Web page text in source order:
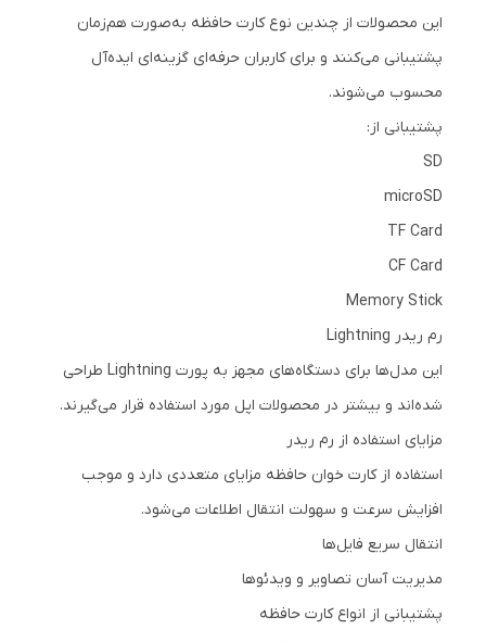
این محصولات از چندین نوع کارت حافظه به‌صورت هم‌زمان
پشتیبانی می‌کنند و برای کاربران حرفه‌ای گزینه‌ای ایده‌آل
محسوب می‌شوند.
پشتیبانی از:
SD
microSD
TF Card
CF Card
Memory Stick
رم ریدر Lightning
این مدل‌ها برای دستگاه‌های مجهز به پورت Lightning طراحی
شده‌اند و بیشتر در محصولات اپل مورد استفاده قرار می‌گیرند.
مزایای استفاده از رم ریدر
استفاده از کارت خوان حافظه مزایای متعددی دارد و موجب
افزایش سرعت و سهولت انتقال اطلاعات می‌شود.
انتقال سریع فایل‌ها
مدیریت آسان تصاویر و ویدئوها
پشتیبانی از انواع کارت حافظه